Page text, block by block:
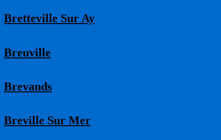
Bretteville Sur Ay
Breuville
Brevands
Breville Sur Mer